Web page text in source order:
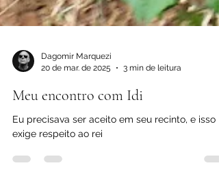
Dagomir Marquezi
20 de mar. de 2025
3 min de leitura
Meu encontro com Idi
Eu precisava ser aceito em seu recinto, e isso